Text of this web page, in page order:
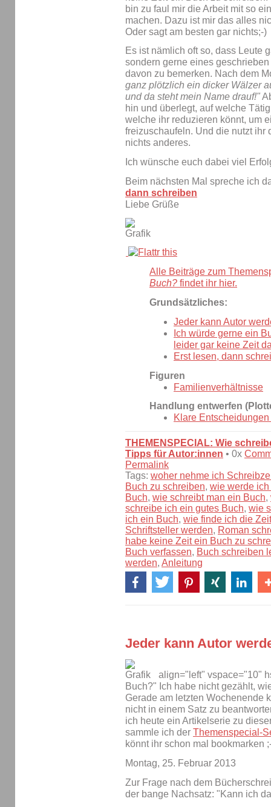
bin zu faul mir die Arbeit mit so
machen. Dazu ist mir das alles
Oder sagt am besten gar nichts;-)
Es ist nämlich oft so, dass Leute
sondern gerne eines
davon zu bemerken. Nach dem
ganz plötzlich ein dicker Wälzer
und da steht mein Name drauf!"
hin und überlegt, auf welche
welche ihr reduzieren könnt, um
freizuschaufeln. Und die nutzt ihr
nichts anderes.
Ich wünsche euch dabei viel
Beim nächsten Mal spreche ich
dann schreiben
Liebe Grüße
Alle Beiträge zum
Buch? findet ihr hier.
Grundsätzliches:
Jeder kann Autor
Ich würde gerne ein
leider gar keine Zeit
Erst lesen, dann
Figuren
Familienverhältnisse
Handlung entwerfen
Klare Entscheidungen
THEMENSPECIAL: Wie
Tipps für Autor:innen • 0x
Permalink
Tags: woher nehme ich
Buch zu schreiben, wie werde ich
Buch, wie schreibt man ein Buch,
schreibe ich ein gutes Buch, wie
ich ein Buch, wie finde ich die
Schriftsteller werden, Roman
habe keine Zeit ein Buch zu
Buch verfassen, Buch schreiben
werden, Anleitung
Jeder kann Autor
align="left" vspace="10"
Buch?" Ich habe nicht gezählt,
Gerade am letzten Wochenende
nicht in einem Satz zu
ich heute ein Artikelserie zu
sammle ich der Themenspecial-
könnt ihr schon mal bookmarken
Montag, 25. Februar 2013
Zur Frage nach dem
der bange Nachsatz: "Kann ich